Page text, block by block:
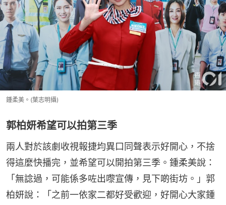
鍾柔美。(葉志明攝)
郭柏妍希望可以拍第三季
兩人對於該劇收視報捷均異口同聲表示好開心，不捨
得這麼快播完，並希望可以開拍第三季。鍾柔美說：
「無諗過，可能係多咗出嚟宣傳，見下啲街坊。」郭
柏妍說：「之前一依家二都好受歡迎，好開心大家鍾